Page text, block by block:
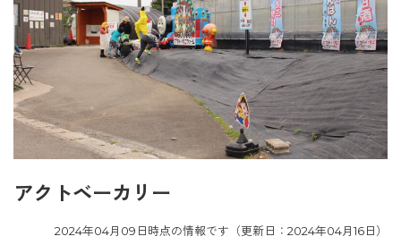
アクトベーカリー
2024年04月09日時点の情報です（更新日：2024年04月16日）